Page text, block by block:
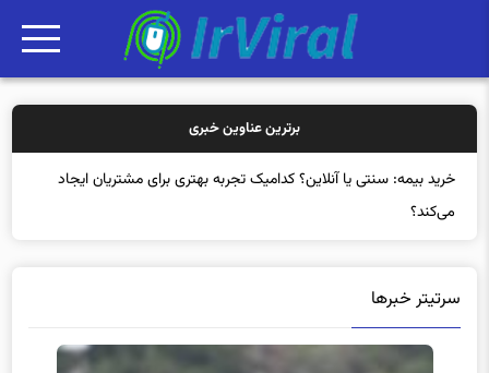
برترین عناوین خبری
خرید